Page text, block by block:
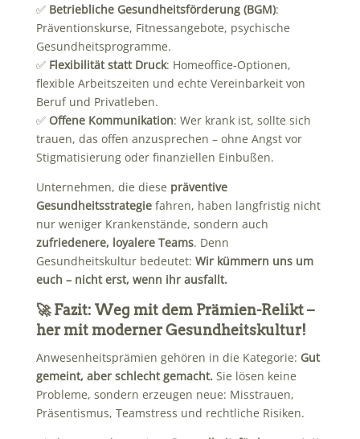
✅ Betriebliche Gesundheitsförderung (BGM):
Präventionskurse, Fitnessangebote, psychische
Gesundheitsprogramme.
✅ Flexibilität statt Druck: Homeoffice-Optionen,
flexible Arbeitszeiten und echte Vereinbarkeit von
Beruf und Privatleben.
✅ Offene Kommunikation: Wer krank ist, sollte sich
trauen, das offen anzusprechen – ohne Angst vor
Stigmatisierung oder finanziellen Einbußen.
Unternehmen, die diese präventive
Gesundheitsstrategiefahren, haben langfristig nicht
nur weniger Krankenstände, sondern auch
zufriedenere, loyalere Teams. Denn
Gesundheitskultur bedeutet: Wir kümmern uns um
euch – nicht erst, wenn ihr ausfallt.
🚀 Fazit: Weg mit dem Prämien-Relikt –
her mit moderner Gesundheitskultur!
Anwesenheitsprämien gehören in die Kategorie: Gut
gemeint, aber schlecht gemacht.Sie lösen keine
Probleme, sondern erzeugen neue: Misstrauen,
Präsentismus, Teamstress und rechtliche Risiken.